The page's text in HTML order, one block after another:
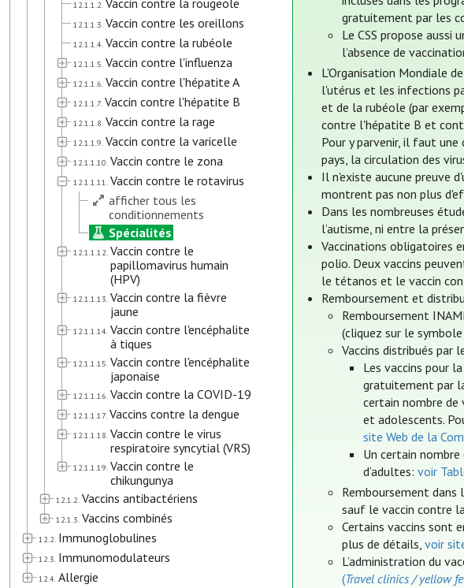
12.1.1.2. Vaccin contre la rougeole
12.1.1.3. Vaccin contre les oreillons
12.1.1.4. Vaccin contre la rubéole
12.1.1.5. Vaccin contre l'influenza
12.1.1.6. Vaccin contre l'hépatite A
12.1.1.7. Vaccin contre l'hépatite B
12.1.1.8. Vaccin contre la rage
12.1.1.9. Vaccin contre la varicelle
12.1.1.10. Vaccin contre le zona
12.1.1.11. Vaccin contre le rotavirus
afficher tous les
conditionnements
Spécialités
12.1.1.12. Vaccin contre le
papillomavirus humain
(HPV)
12.1.1.13. Vaccin contre la fièvre
jaune
12.1.1.14. Vaccin contre l'encéphalite
à tiques
12.1.1.15. Vaccin contre l'encéphalite
japonaise
12.1.1.16. Vaccin contre la COVID-19
12.1.1.17. Vaccins contre la dengue
12.1.1.18. Vaccin contre le virus
respiratoire syncytial (VRS)
12.1.1.19. Vaccin contre le
chikungunya
12.1.2. Vaccins antibactériens
12.1.3. Vaccins combinés
12.2. Immunoglobulines
12.3. Immunomodulateurs
12.4. Allergie
gratuitement par les
Le CSS propose aussi
l’absence de
L'Organisation Mondiale
l'utérus et les infections
et de la rubéole (par
contre l'hépatite B et
Pour y parvenir, il faut
pays, la circulation des
Il n'existe aucune preuve
montrent pas non plus
Dans les nombreuses
l’autisme, ni entre la
Vaccinations obligatoires
polio. Deux vaccins
le tétanos et le vaccin
Remboursement et
Remboursement
(cliquez sur le symbole
Vaccins distribués par
Les vaccins pour
gratuitement par
certain nombre
et adolescents.
site Web de la
Un certain
d’adultes: voir
Remboursement dans
sauf le vaccin contre
Certains vaccins sont
plus de détails,voir
L’administration du
(Travel clinics / yellow